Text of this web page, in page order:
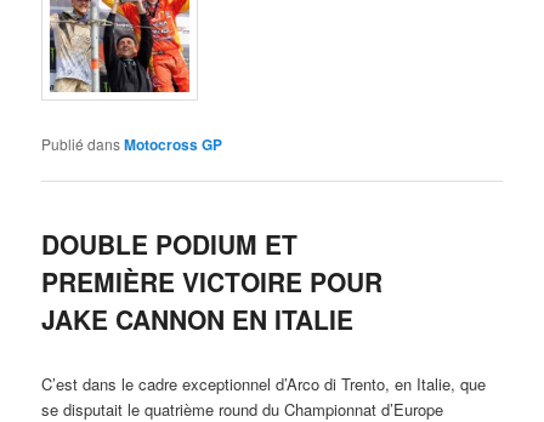
Publié dansMotocross GP
DOUBLE PODIUM ET
PREMIÈRE VICTOIRE POUR
JAKE CANNON EN ITALIE
C’est dans le cadre exceptionnel d’Arco di Trento, en Italie, que
se disputait le quatrième round du Championnat d’Europe